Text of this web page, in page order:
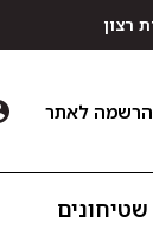
הרשמה לאתר
שטיחונים